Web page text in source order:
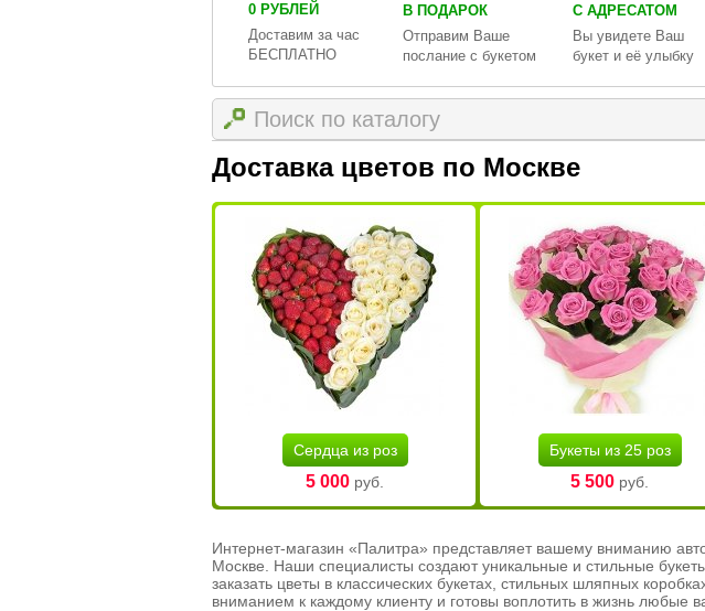
0 РУБЛЕЙ
Доставим за час
БЕСПЛАТНО
В ПОДАРОК
Отправим Ваше
послание с букетом
С АДРЕСАТОМ
Вы увидете Ваш
букет и её улыбку
Доставка цветов по Москве
Сердца из роз
5 000 руб.
Букеты из 25 роз
5 500 руб.
Интернет-магазин «Палитра» представляет вашему вниманию
Москве. Наши специалисты создают уникальные и стильные
заказать цветы в классических букетах, стильных шляпных
вниманием к каждому клиенту и готовы воплотить в жизнь любые